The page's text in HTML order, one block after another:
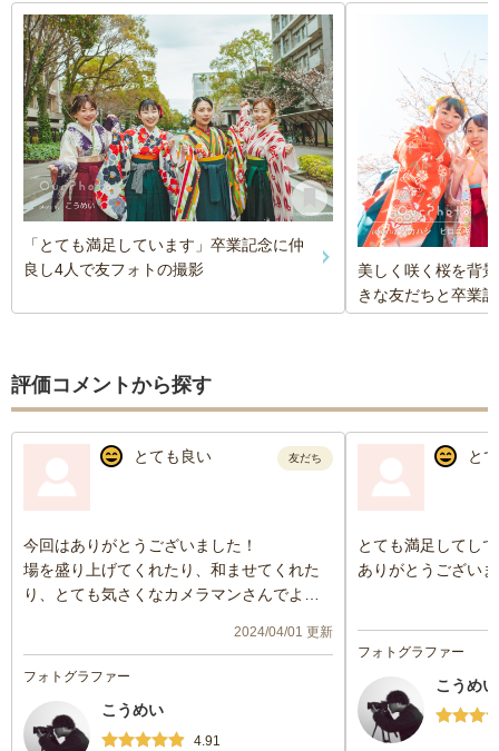
「とても満足しています」卒業記念に仲
良し4人で友フォトの撮影
美しく咲く桜を背
きな友だちと卒業
評価コメントから探す
とても良い 友だち
今回はありがとうございました！
場を盛り上げてくれたり、和ませてくれた
り、とても気さくなカメラマンさんでよか
卒業の大事な思い出の一つになりました！
大変感謝しております！
2024/04/01 更新
フォトグラファー
こうめい
4.91
と
とても満足してし
ありがとうござい
フォトグラファー
こうめい